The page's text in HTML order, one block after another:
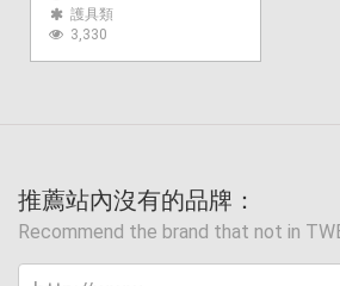
護具類
3,330
推薦站內沒有的品牌：
Recommend the brand that not in